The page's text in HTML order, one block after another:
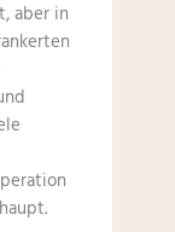
aber in